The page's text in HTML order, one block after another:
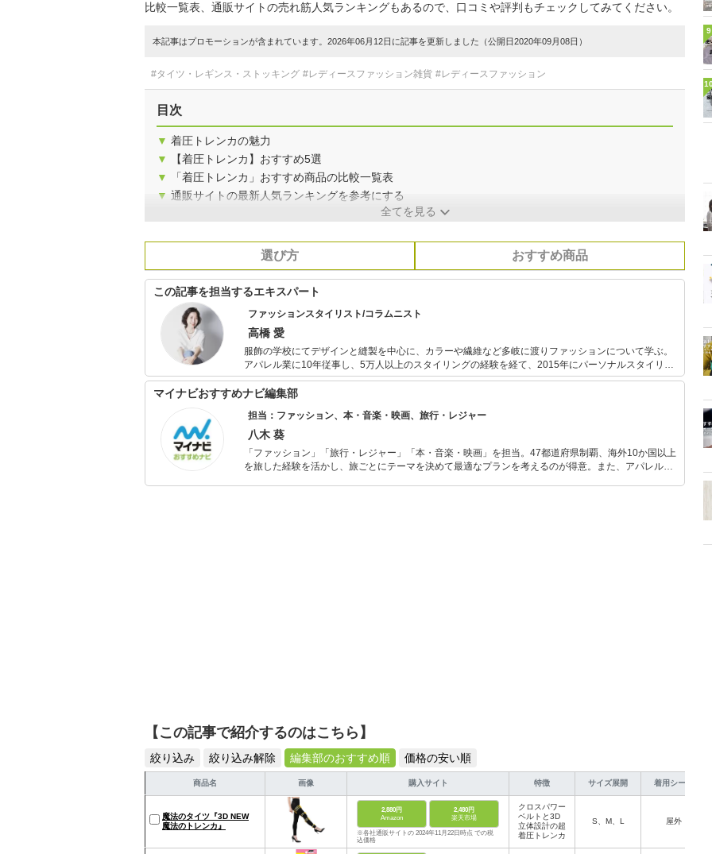
比較一覧表、通販サイトの売れ筋人気ランキングもあるので、口コミや評判もチェックしてみてください。
本記事はプロモーションが含まれています。2026年06月12日に記事を更新しました（公開日2020年09月08日）
#タイツ・レギンス・ストッキング #レディースファッション雑貨 #レディースファッション
目次
▼ 着圧トレンカの魅力
▼
【着圧トレンカ】おすすめ5選
▼
「着圧トレンカ」おすすめ商品の比較一覧表
▼ 通販サイトの最新人気ランキングを参考にする
全てを見る
選び方 おすすめ商品
この記事を担当するエキスパート
ファッションスタイリスト/コラムニスト
高橋 愛
服飾の学校にてデザインと縫製を中心に、カラーや繊維など多岐に渡りファッションについて学ぶ。
アパレル業に10年従事し、5万人以上のスタイリングの経験を経て、2015年にパーソナルスタイリス
トとして独立。 これまでの主な仕事に産経新聞、朝時間.jp、主婦の友社での連載、NHKあさイチ出演
などがある。著書「迷わないおしゃれ」WAVE出版や、累計500本を超えるコラムなど執筆業の他に、
あるが「ファッションを通して新しい自分に出会うことで目標が見つけられた！」「何かにチャレン
ジしてみたいと思った！」などの感想が並ぶのが特徴。 シンプルなのに、どこかこなれたスタイリン
グが好評。
マイナビおすすめナビ編集部
担当：ファッション、本・音楽・映画、旅行・レジャー
八木 葵
「ファッション」「旅行・レジャー」「本・音楽・映画」を担当。47都道府県制覇、海外10か国以上
を旅した経験を活かし、旅ごとにテーマを決めて最適なプランを考えるのが得意。また、アパレルシ
【この記事で紹介するのはこちら】
絞り込み 絞り込み解除 編集部のおすすめ順 価格の安い順
商品名 画像 購入サイト 特徴 サイズ展開 着用シーン
魔法のタイツ『3D NEW
魔法のトレンカ』
2,880円
Amazon
2,480円
楽天市場
※各社通販サイトの 2024年11月22日時点 での税
込価格
クロスパワー
ベルトと3D
立体設計の超
着圧トレンカ
S、M、L 屋外
9